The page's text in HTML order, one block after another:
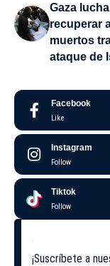
Gaza
recuperar
muertos
ataque de
Facebook
Like
Instagram
Follow
Tiktok
Follow
¡Suscríbete a